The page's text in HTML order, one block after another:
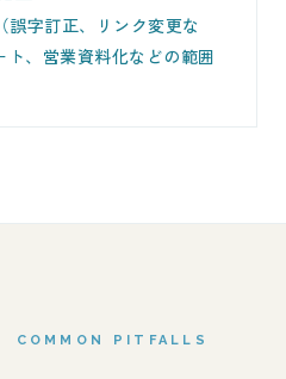
（誤字訂正、リンク変更な
ト、営業資料化などの範囲
COMMON PITFALLS